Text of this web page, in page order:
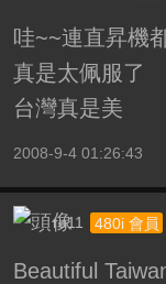
哇~~連直昇機
真是太佩服了
台灣真是美
2008-9-4 01:26:43
ru11 480i 會員
Beautiful